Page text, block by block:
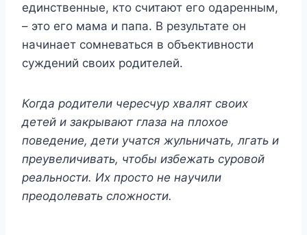
единственные, кто считают его одаренным,
– это его мама и папа. В результате он
начинает сомневаться в объективности
суждений своих родителей.
Когда родители чересчур хвалят своих
детей и закрывают глаза на плохое
поведение, дети учатся жульничать, лгать и
преувеличивать, чтобы избежать суровой
реальности. Их просто не научили
преодолевать сложности.